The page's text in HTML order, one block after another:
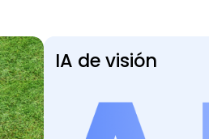
IA de visión